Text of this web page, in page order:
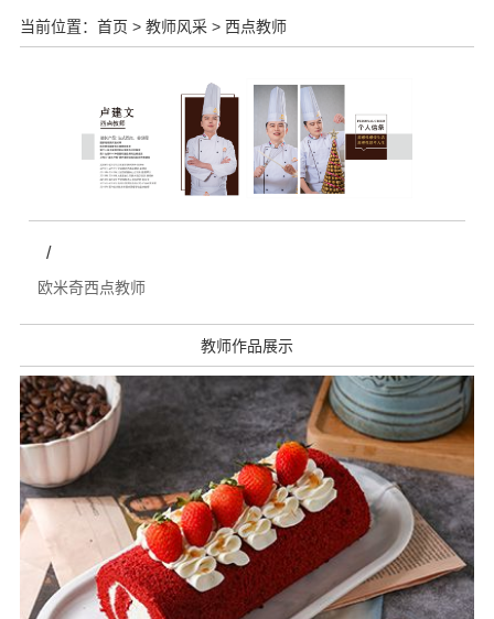
当前位置： 首页 > 教师风采> 西点教师
/
欧米奇西点教师
教师作品展示